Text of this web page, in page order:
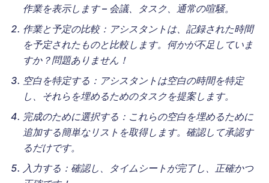
作業を表示します – 会議、タスク、通常の喧騒。
作業と予定の比較：アシスタントは、記録された時間
を予定されたものと比較します。何かが不足していま
すか？問題ありません！
空白を特定する：アシスタントは空白の時間を特定
し、それらを埋めるためのタスクを提案します。
完成のために選択する：これらの空白を埋めるために
追加する簡単なリストを取得します。確認して承認す
るだけです。
入力する：確認し、タイムシートが完了し、正確かつ